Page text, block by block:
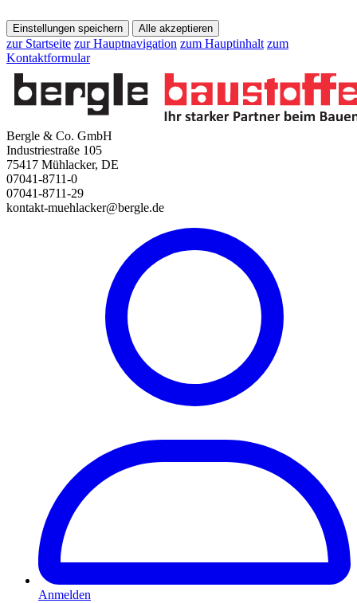
Einstellungen speichern Alle akzeptieren
zur Startseite zur Hauptnavigation zum Hauptinhalt zum
Kontaktformular
Bergle & Co. GmbH
Industriestraße 105
75417 Mühlacker, DE
07041-8711-0
07041-8711-29
kontakt-muehlacker@bergle.de
Anmelden